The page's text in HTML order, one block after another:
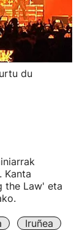
du
Kanta
the Law' eta
Iruñea